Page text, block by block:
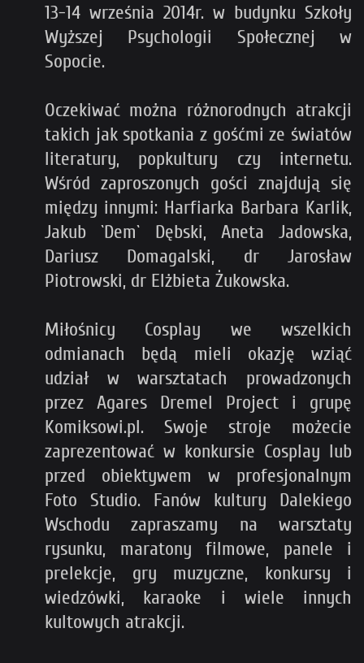
13-14 września 2014r. w budynku Szkoły
Wyższej Psychologii Społecznej w
Sopocie.
Oczekiwać można różnorodnych atrakcji
takich jak spotkania z gośćmi ze światów
literatury, popkultury czy internetu.
Wśród zaproszonych gości znajdują się
między innymi: Harfiarka Barbara Karlik,
Jakub `Dem` Dębski, Aneta Jadowska,
Dariusz Domagalski, dr Jarosław
Piotrowski, dr Elżbieta Żukowska.
Miłośnicy Cosplay we wszelkich
odmianach będą mieli okazję wziąć
udział w warsztatach prowadzonych
przez Agares Dremel Project i grupę
Komiksowi.pl. Swoje stroje możecie
zaprezentować w konkursie Cosplay lub
przed obiektywem w profesjonalnym
Foto Studio. Fanów kultury Dalekiego
Wschodu zapraszamy na warsztaty
rysunku, maratony filmowe, panele i
prelekcje, gry muzyczne, konkursy i
wiedzówki, karaoke i wiele innych
kultowych atrakcji.